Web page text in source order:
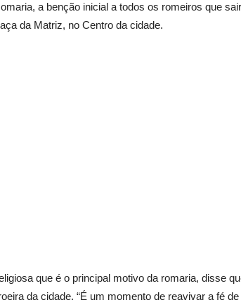
a benção inicial a todos os romeiros que
da Matriz, no Centro da cidade.
que é o principal motivo da romaria, disse
da cidade. “É um momento de reavivar a fé